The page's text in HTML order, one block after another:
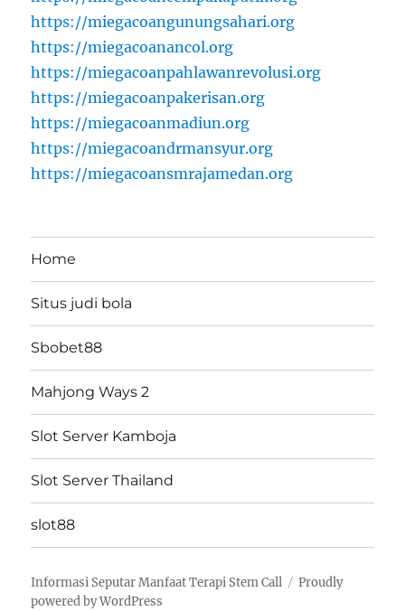
https://miegacoangunungsahari.org
https://miegacoanancol.org
https://miegacoanpahlawanrevolusi.org
https://miegacoanpakerisan.org
https://miegacoanmadiun.org
https://miegacoandrmansyur.org
https://miegacoansmrajamedan.org
Home
Situs judi bola
Sbobet88
Mahjong Ways 2
Slot Server Kamboja
Slot Server Thailand
slot88
Informasi Seputar Manfaat Terapi Stem Call
Proudly
powered by WordPress